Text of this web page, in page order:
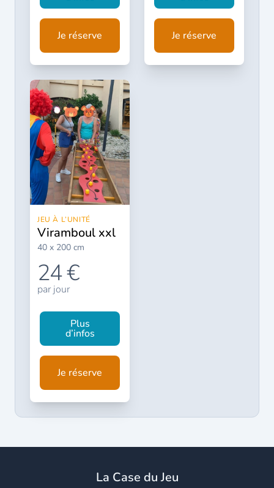
Je réserve Je réserve
JEU À L’UNITÉ
viramboul xxl
40 x 200 cm
24 €
par jour
Plus
d’infos
Je réserve
La Case du Jeu